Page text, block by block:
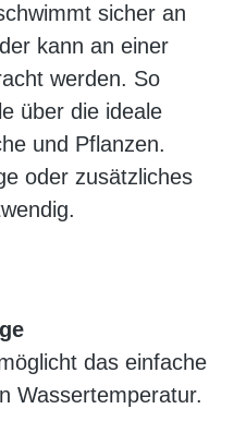
sicher an
kann an einer
werden. So
über die ideale
und Pflanzen.
oder zusätzliches
das einfache
Wassertemperatur.